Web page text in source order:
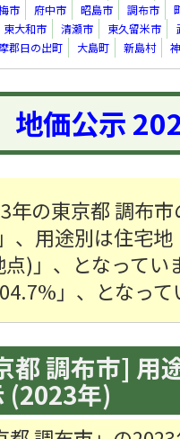
市 府中市 昭島市 調布市
東大和市 清瀬市 東久留米市
郡日の出町 大島町 新島村
地価公示
年の東京都 調布
、用途別は住宅
点)」、となって
」、となっ
都 調布市] 用
(2023年)